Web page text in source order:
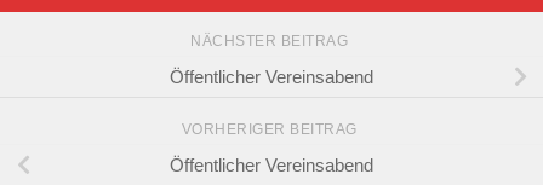
NÄCHSTER BEITRAG
Öffentlicher Vereinsabend
VORHERIGER BEITRAG
Öffentlicher Vereinsabend